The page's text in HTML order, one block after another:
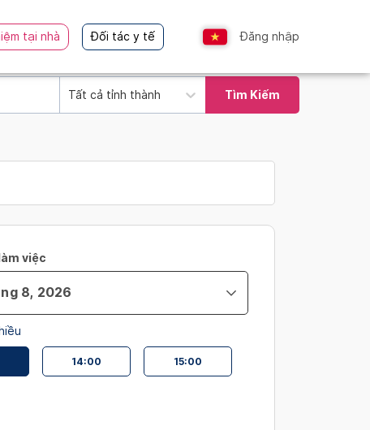
tại nhà Đối tác y tế Đăng nhập
Tất cả tỉnh thành Tìm Kiếm
việc
14:00 15:00